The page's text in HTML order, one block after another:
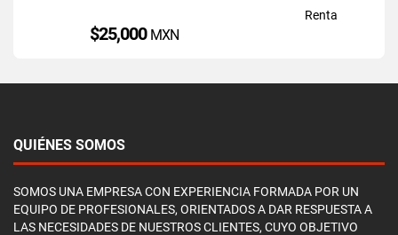
Renta
$25,000 MXN
QUIÉNES SOMOS
SOMOS UNA EMPRESA CON EXPERIENCIA FORMADA POR UN
EQUIPO DE PROFESIONALES, ORIENTADOS A DAR RESPUESTA A
LAS NECESIDADES DE NUESTROS CLIENTES, CUYO OBJETIVO